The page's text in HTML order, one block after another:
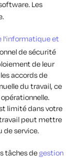
Les
l'informatique et
de sécurité
de leur
accords de
du travail, ce
limité dans votre
peut mettre
de service.
tâches degestion